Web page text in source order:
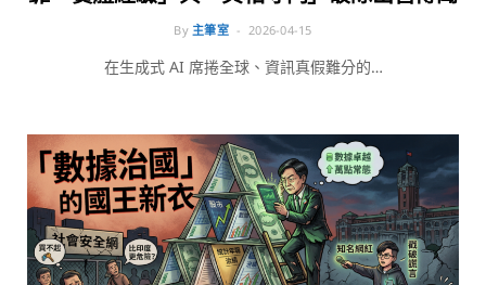
By 主筆室 2026-04-15
在生成式 AI 席捲全球、資訊真假難分的…